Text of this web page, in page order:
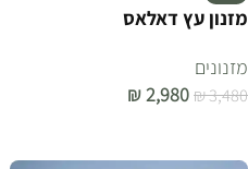
מזנון עץ דאלאס
מזנונים
₪3,480
₪2,980